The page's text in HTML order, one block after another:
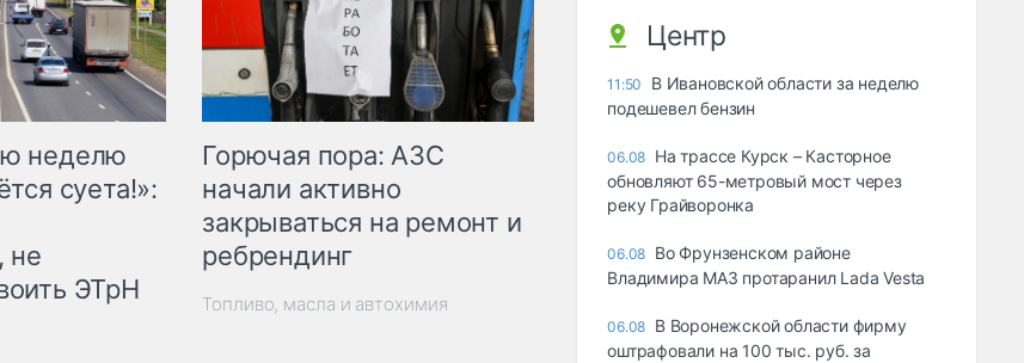
неделю
суета!»:
не
ЭТрН
Горючая пора: АЗС
начали активно
закрываться на ремонт и
ребрендинг
Топливо, масла и автохимия
Центр
11:50
В Ивановской области за неделю
подешевел бензин
06.08 На трассе Курск – Касторное
обновляют 65-метровый мост через
реку Грайворонка
06.08 Во Фрунзенском районе
Владимира МАЗ протаранил Lada Vesta
06.08 В Воронежской области фирму
оштрафовали на 100 тыс. руб. за